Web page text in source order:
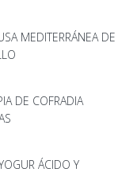
MEDITERRÁNEA DE
DE COFRADIA
ÁCIDO Y